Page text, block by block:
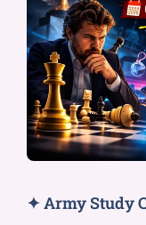
✦ Army Study